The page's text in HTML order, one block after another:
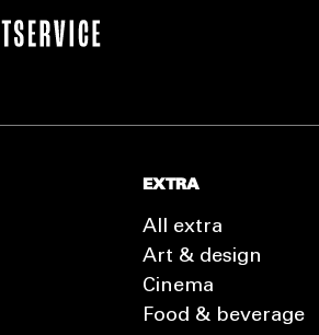
EXTRA
All extra
Art & design
Cinema
Food & beverage